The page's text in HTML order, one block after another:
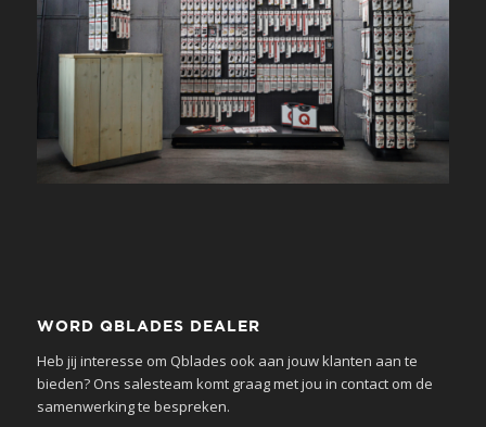
WORD QBLADES DEALER
Heb jij interesse om Qblades ook aan jouw klanten aan te
bieden? Ons salesteam komt graag met jou in contact om de
samenwerking te bespreken.